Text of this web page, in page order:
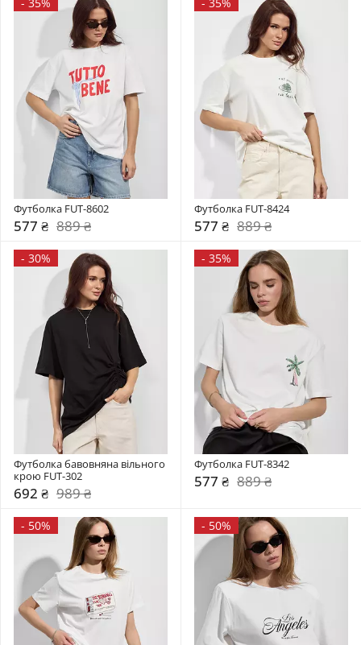
Футболка FUT-8602
577 ₴ 889 ₴
Футболка FUT-8424
577 ₴ 889 ₴
- 30%
Футболка бавовняна вільного
крою FUT-302
692 ₴ 989 ₴
- 35%
Футболка FUT-8342
577 ₴ 889 ₴
- 50% - 50%